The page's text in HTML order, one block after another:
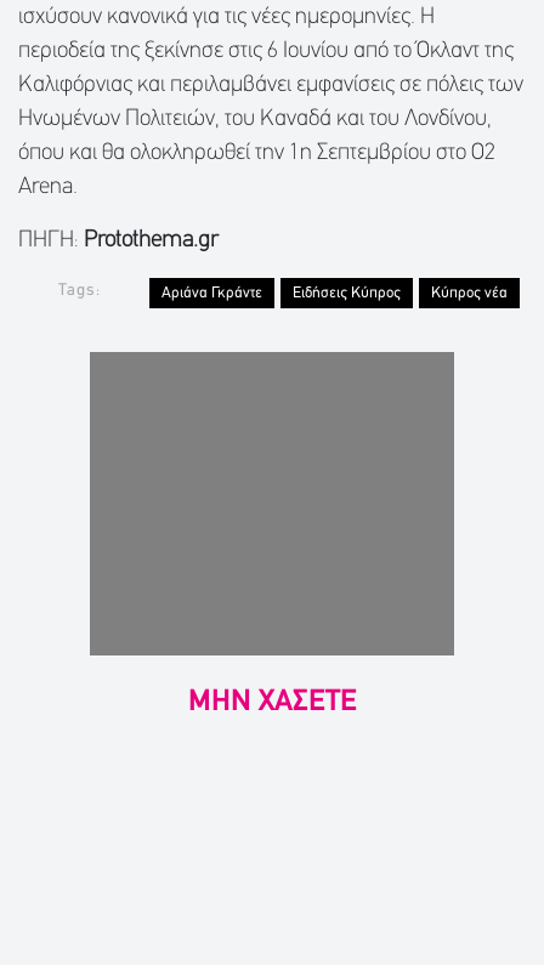
ισχύσουν κανονικά για τις νέες ημερομηνίες. Η
περιοδεία της ξεκίνησε στις 6 Ιουνίου από το Όκλαντ της
Καλιφόρνιας και περιλαμβάνει εμφανίσεις σε πόλεις των
Ηνωμένων Πολιτειών, του Καναδά και του Λονδίνου,
όπου και θα ολοκληρωθεί την 1η Σεπτεμβρίου στο O2
Arena.
ΠΗΓΗ: Protothema.gr
Tags: Αριάνα Γκράντε Ειδήσεις Κύπρος Κύπρος νέα
ΜΗΝ ΧΑΣΕΤΕ